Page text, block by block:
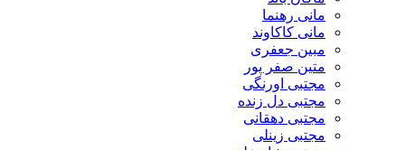
مانی رهنما
مانی کاکاوند
مبین جعفری
متین صفر پور
مجتبی اورنگی
مجتبی دل زنده
مجتبی دهقانی
مجتبی زینلی